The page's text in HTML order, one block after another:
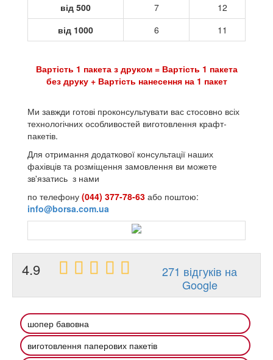
від 500
7
12
від 1000
6 11
Вартість 1 пакета з друком = Вартість 1 пакета
без друку + Вартість нанесення на 1 пакет
Ми завжди готові проконсультувати вас стосовно всіх
технологічних особливостей виготовлення крафт-
пакетів.
Для отримання додаткової консультації наших
фахівців та розміщення замовлення ви можете
зв'язатись з нами
по телефону (044) 377-78-63 або поштою:
info@borsa.com.ua
4.9
271 відгуків на
Google
шопер бавовна
виготовлення паперових пакетів